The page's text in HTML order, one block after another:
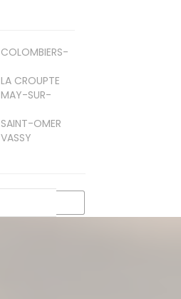
COLOMBIERS-
LA CROUPTE
MAY-SUR-
SAINT-OMER
VASSY